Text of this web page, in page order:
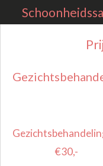
Prijslijst
€30,-